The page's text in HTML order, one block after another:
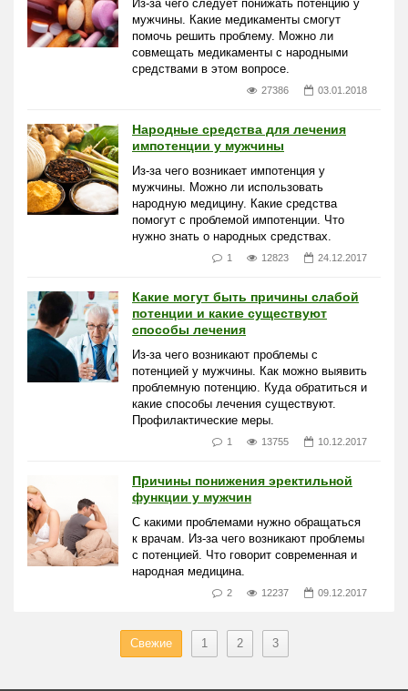
Из-за чего следует понижать потенцию у
мужчины. Какие медикаменты смогут
помочь решить проблему. Можно ли
совмещать медикаменты с народными
средствами в этом вопросе.
27386 03.01.2018
Народные средства для лечения
импотенции у мужчины
Из-за чего возникает импотенция у
мужчины. Можно ли использовать
народную медицину. Какие средства
помогут с проблемой импотенции. Что
нужно знать о народных средствах.
1 12823 24.12.2017
Какие могут быть причины слабой
потенции и какие существуют
способы лечения
Из-за чего возникают проблемы с
потенцией у мужчины. Как можно выявить
проблемную потенцию. Куда обратиться и
какие способы лечения существуют.
Профилактические меры.
1 13755 10.12.2017
Причины понижения эректильной
функции у мужчин
С какими проблемами нужно обращаться
к врачам. Из-за чего возникают проблемы
с потенцией. Что говорит современная и
народная медицина.
2 12237 09.12.2017
Свежие 1 2 3